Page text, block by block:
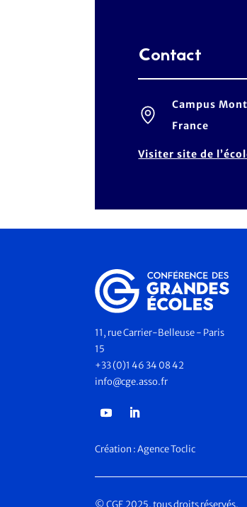
Contact
Campus
France
Visiter site de
11, rue Carrier-Belleuse - Paris
15
+33 (0)1 46 34 08 42
info@cge.asso.fr
Création :Agence Toclic